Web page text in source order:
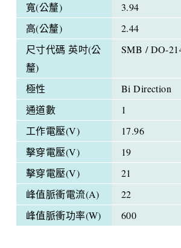
寬(公釐)
3.94
高(公釐)
2.44
尺寸代碼 英吋(公
釐)
SMB / DO-
極性
Bi Direction
通道數
1
工作電壓(V)
17.96
擊穿電壓(V)
19
擊穿電壓(V)
21
峰值脈衝電流(A)
22
峰值脈衝功率(W)
600